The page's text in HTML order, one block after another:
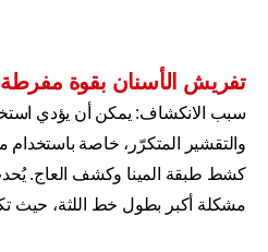
تفريش الأسنان بقوة مفرطة
سبب الانكشاف: يمكن أن يؤدي
والتقشير المتكرّر، خاصة
كشط طبقة المينا وكشف العاج.
مشكلة أكبر بطول خط اللثة، حيث